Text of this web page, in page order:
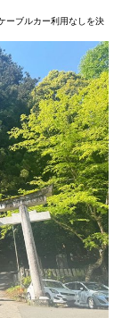
ーブルカー利用なしを決